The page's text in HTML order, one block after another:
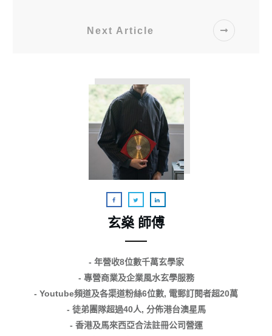
Next Article
玄燊 師傅
- 年營收8位數千萬玄學家
- 專營商業及企業風水玄學服務
- Youtube頻道及各渠道粉絲6位數, 電郵訂閱者超20萬
- 徒弟團隊超過40人, 分佈港台澳星馬
- 香港及馬來西亞合法註冊公司營運